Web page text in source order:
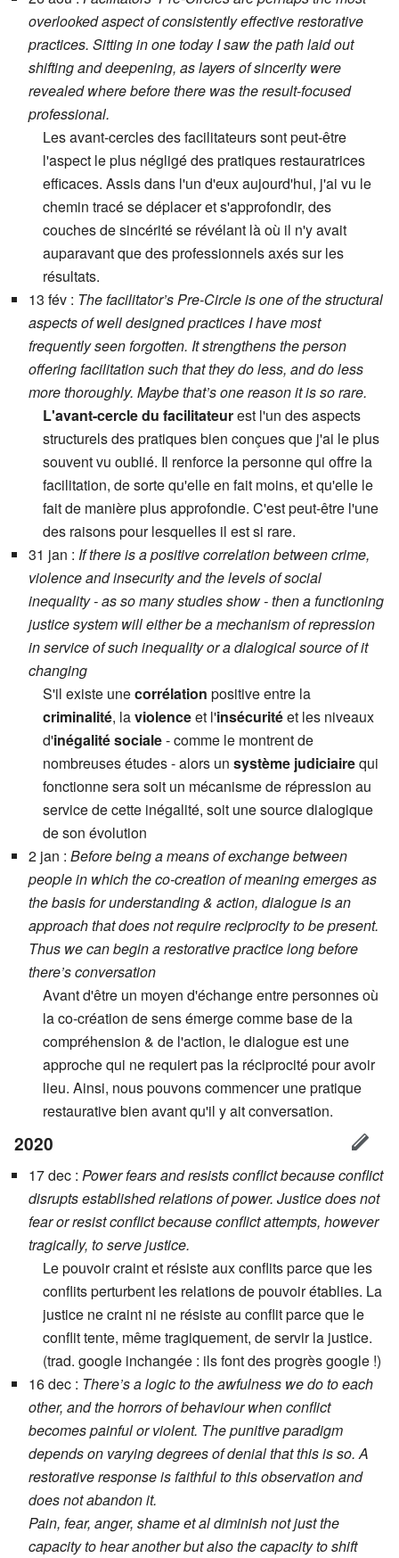
overlooked aspect of consistently effective restorative
practices. Sitting in one today I saw the path laid out
shifting and deepening, as layers of sincerity were
revealed where before there was the result-focused
professional.
Les avant-cercles des facilitateurs sont peut-être
l'aspect le plus négligé des pratiques restauratrices
efficaces. Assis dans l'un d'eux aujourd'hui, j'ai vu le
chemin tracé se déplacer et s'approfondir, des
couches de sincérité se révélant là où il n'y avait
auparavant que des professionnels axés sur les
résultats.
13 fév : The facilitator’s Pre-Circle is one of the structural
aspects of well designed practices I have most
frequently seen forgotten. It strengthens the person
offering facilitation such that they do less, and do less
more thoroughly. Maybe that’s one reason it is so rare.
L'avant-cercle du facilitateurest l'un des aspects
structurels des pratiques bien conçues que j'ai le plus
souvent vu oublié. Il renforce la personne qui offre la
facilitation, de sorte qu'elle en fait moins, et qu'elle le
fait de manière plus approfondie. C'est peut-être l'une
des raisons pour lesquelles il est si rare.
31 jan : If there is a positive correlation between crime,
violence and insecurity and the levels of social
inequality - as so many studies show - then a functioning
justice system will either be a mechanism of repression
in service of such inequality or a dialogical source of it
changing
S'il existe unecorrélation positive entre la
criminalité, laviolenceet l'insécuritéet les niveaux
d'inégalité sociale- comme le montrent de
nombreuses études - alors un système judiciairequi
fonctionne sera soit un mécanisme de répression au
service de cette inégalité, soit une source dialogique
de son évolution
2 jan : Before being a means of exchange between
people in which the co-creation of meaning emerges as
the basis for understanding & action, dialogue is an
approach that does not require reciprocity to be present.
Thus we can begin a restorative practice long before
there’s conversation
Avant d'être un moyen d'échange entre personnes où
la co-création de sens émerge comme base de la
compréhension & de l'action, le dialogue est une
approche qui ne requiert pas la réciprocité pour avoir
lieu. Ainsi, nous pouvons commencer une pratique
restaurative bien avant qu'il y ait conversation.
2020
17 dec : Power fears and resists conflict because conflict
disrupts established relations of power. Justice does not
fear or resist conflict because conflict attempts, however
tragically, to serve justice.
Le pouvoir craint et résiste aux conflits parce que les
conflits perturbent les relations de pouvoir établies. La
justice ne craint ni ne résiste au conflit parce que le
conflit tente, même tragiquement, de servir la justice.
(trad. google inchangée : ils font des progrès google !)
16 dec : There’s a logic to the awfulness we do to each
other, and the horrors of behaviour when conflict
becomes painful or violent. The punitive paradigm
depends on varying degrees of denial that this is so. A
restorative response is faithful to this observation and
does not abandon it.
Pain, fear, anger, shame et al diminish not just the
capacity to hear another but also the capacity to shift